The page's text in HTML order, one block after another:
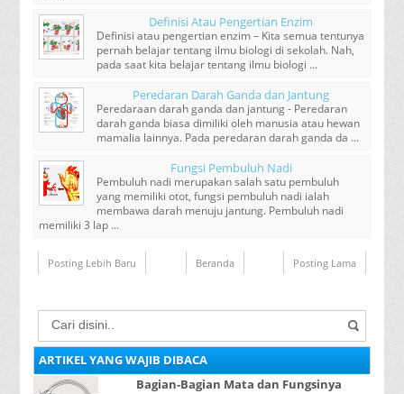
Definisi Atau Pengertian Enzim
Definisi atau pengertian enzim – Kita semua tentunya
pernah belajar tentang ilmu biologi di sekolah. Nah,
pada saat kita belajar tentang ilmu biologi ...
Peredaran Darah Ganda dan Jantung
Peredaraan darah ganda dan jantung - Peredaran
darah ganda biasa dimiliki oleh manusia atau hewan
mamalia lainnya. Pada peredaran darah ganda da ...
Fungsi Pembuluh Nadi
Pembuluh nadi merupakan salah satu pembuluh
yang memiliki otot, fungsi pembuluh nadi ialah
membawa darah menuju jantung. Pembuluh nadi
memiliki 3 lap ...
Posting Lebih Baru Posting Lama
Beranda
ARTIKEL YANG WAJIB DIBACA
Bagian-Bagian Mata dan Fungsinya